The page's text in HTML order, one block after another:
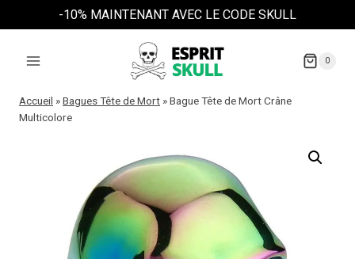
au
-10% MAINTENANT AVEC LE CODE SKULL
0
Accueil »Bagues Tête de Mort »Bague Tête de Mort Crâne
Multicolore